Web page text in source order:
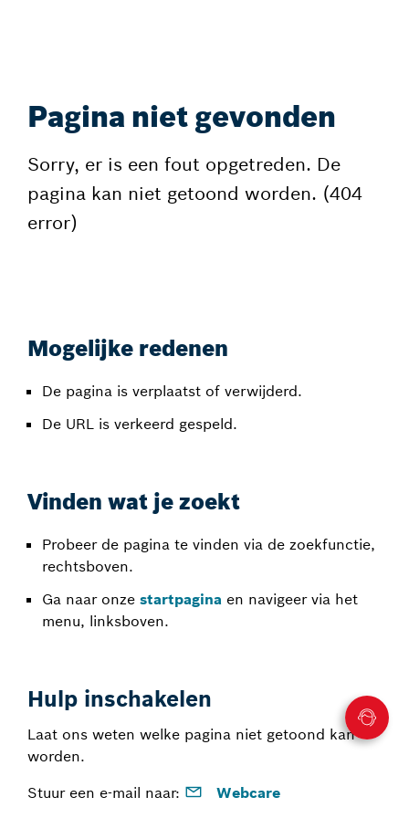
Pagina niet gevonden
Sorry, er is een fout opgetreden. De
pagina kan niet getoond worden. (404
error)
Mogelijke redenen
De pagina is verplaatst of verwijderd.
De URL is verkeerd gespeld.
Vinden wat je zoekt
Probeer de pagina te vinden via de zoekfunctie,
rechtsboven.
Ga naar onze startpagina en navigeer via het
menu, linksboven.
Hulp inschakelen
Laat ons weten welke pagina niet getoond kan
worden.
Stuur een e-mail naar:
Webcare